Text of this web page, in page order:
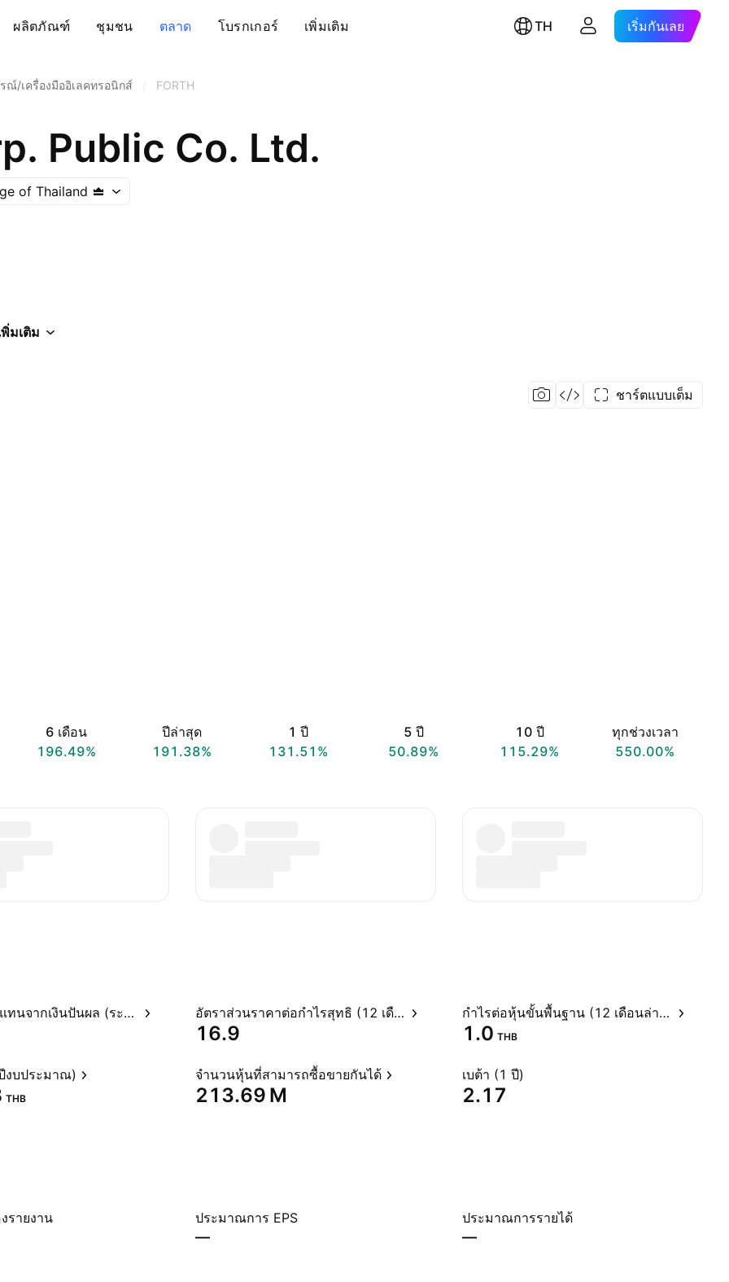
ผลิตภัณฑ์ ชุมชน ตลาด โบรกเกอร์ เพิ่มเติม TH เริ่มกันเลย
ณ์/เครื่องมืออิเลคทรอนิกส์ FORTH
Public Co. Ltd.
of Thailand
พิ่มเติม
ชาร์ตแบบเต็ม
6 เดือน
196.49%
ปีล่าสุด
191.38%
1 ปี
131.51%
5 ปี
50.89%
10 ปี
115.29%
ทุกช่วงเวลา
550.00%
อัตราผลตอบแทนจากเงินปันผล (ระบุไว้) อัตราส่วนราคาต่อกำไรสุทธิ (12 เดือนล่าสุด)
16.9
กำไรต่อหุ้นขั้นพื้นฐาน (12 เดือนล่าสุด)
1.0 THB
งบประมาณ)
THB
จำนวนหุ้นที่สามารถซื้อขายกันได้
‪213.69 M‬
เบต้า (1 ปี)
2.17
รายงาน ประมาณการ EPS
—
ประมาณการรายได้
—